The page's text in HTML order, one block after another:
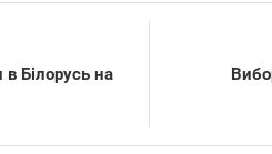
в Білорусь на